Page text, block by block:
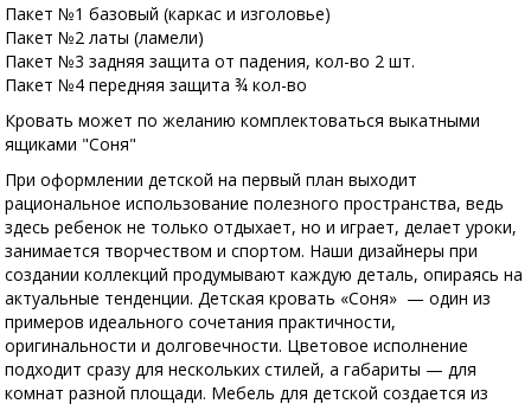
Пакет №1 базовый (каркас и изголовье)
Пакет №2 латы (ламели)
Пакет №3 задняя защита от падения, кол-во 2 шт.
Пакет №4 передняя защита ¾ кол-во
Кровать может по желанию комплектоваться выкатными
ящиками "Соня"
При оформлении детской на первый план выходит
рациональное использование полезного пространства, ведь
здесь ребенок не только отдыхает, но и играет, делает уроки,
занимается творчеством и спортом. Наши дизайнеры при
создании коллекций продумывают каждую деталь, опираясь на
актуальные тенденции. Детская кровать «Соня» — один из
примеров идеального сочетания практичности,
оригинальности и долговечности. Цветовое исполнение
подходит сразу для нескольких стилей, а габариты — для
комнат разной площади. Мебель для детской создается из